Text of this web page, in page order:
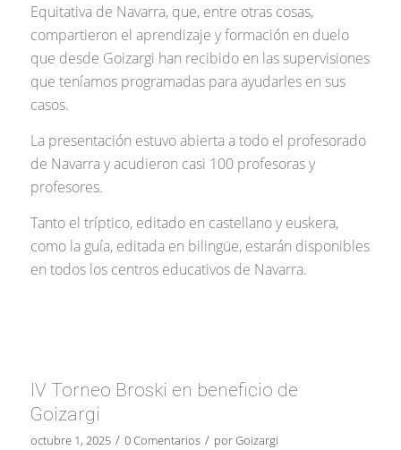
Equitativa de Navarra, que, entre otras cosas,
compartieron el aprendizaje y formación en duelo
que desde Goizargi han recibido en las supervisiones
que teníamos programadas para ayudarles en sus
casos.
La presentación estuvo abierta a todo el profesorado
de Navarra y acudieron casi 100 profesoras y
profesores.
Tanto el tríptico, editado en castellano y euskera,
como la guía, editada en bilingüe, estarán disponibles
en todos los centros educativos de Navarra.
IV Torneo Broski en beneficio de
Goizargi
octubre 1, 2025 / 0 Comentarios / porGoizargi